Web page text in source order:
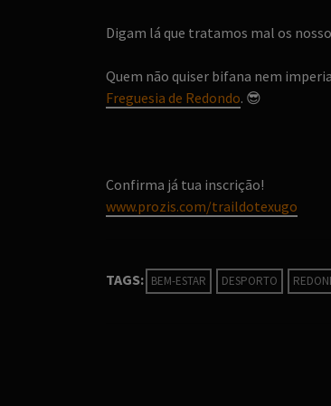
Digam lá que tratamos mal os
Quem não quiser bifana nem
Freguesia de Redondo. 😎
Confirma já tua inscrição!
www.prozis.com/traildotexugo
TAGS: BEM-ESTAR DESPORTO